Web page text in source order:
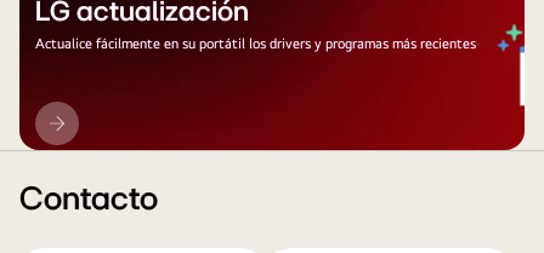
LG actualización
Actualice fácilmente en su portátil los drivers y programas más recientes
LG
actualización
Contacto